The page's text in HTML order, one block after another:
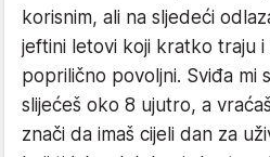
korisnim, ali na sljedeći
jeftini letovi koji kratko traju i
poprilično povoljni. Sviđa mi
slijećeš oko 8 ujutro, a
znači da imaš cijeli dan za